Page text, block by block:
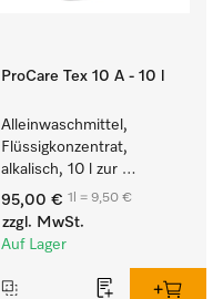
ProCare Tex 10 A - 10 l
Alleinwaschmittel,
Flüssigkonzentrat,
alkalisch, 10 l zur
Reinigung weißer Textilien
und farbechter
Buntwäsche.
95,00 € 1l = 9,50 €
zzgl. MwSt.
Auf Lager